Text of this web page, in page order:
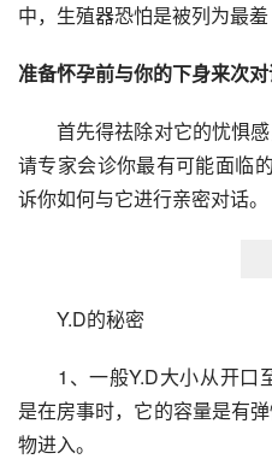
中，生殖器恐怕是被列为最羞
准备怀孕前与你的下身来次
首先得祛除对它的忧惧感
请专家会诊你最有可能面临
诉你如何与它进行亲密对话。
Y.D的秘密
1、一般Y.D大小从开口
是在房事时，它的容量是有
物进入。